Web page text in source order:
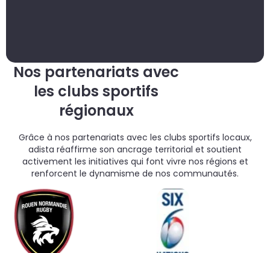
Nos partenariats avec
les clubs sportifs
régionaux
Grâce à nos partenariats avec les clubs sportifs locaux,
adista réaffirme son ancrage territorial et soutient
activement les initiatives qui font vivre nos régions et
renforcent le dynamisme de nos communautés.